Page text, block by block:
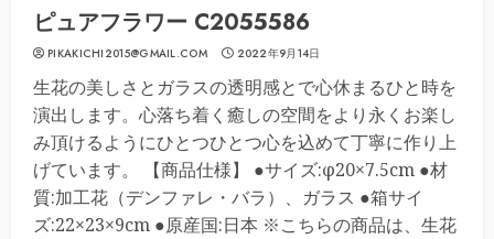
ピュアフラワー C2055586
PIKAKICHI2015@GMAIL.COM 2022年9月14日
生花の美しさとガラスの透明感とで心休まるひと時を
演出します。心落ち着く癒しの空間をより永くお楽し
み頂けるようにひとつひとつ心を込めて丁寧に作り上
げています。 【商品仕様】 ●サイズ:φ20×7.5cm ●材
質:加工花（デンファレ・バラ）、ガラス ●箱サイ
ズ:22×23×9cm ●原産国:日本 ※こちらの商品は、生花